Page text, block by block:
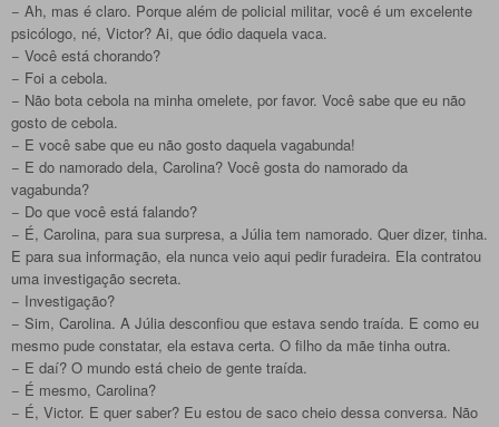
− Ah, mas é claro. Porque além de policial militar, você é um excelente
psicólogo, né, Victor? Ai, que ódio daquela vaca.
− Você está chorando?
− Foi a cebola.
− Não bota cebola na minha omelete, por favor. Você sabe que eu não
gosto de cebola.
− E você sabe que eu não gosto daquela vagabunda!
− E do namorado dela, Carolina? Você gosta do namorado da
vagabunda?
− Do que você está falando?
− É, Carolina, para sua surpresa, a Júlia tem namorado. Quer dizer, tinha.
E para sua informação, ela nunca veio aqui pedir furadeira. Ela contratou
uma investigação secreta.
− Investigação?
− Sim, Carolina. A Júlia desconfiou que estava sendo traída. E como eu
mesmo pude constatar, ela estava certa. O filho da mãe tinha outra.
− E daí? O mundo está cheio de gente traída.
− É mesmo, Carolina?
− É, Victor. E quer saber? Eu estou de saco cheio dessa conversa. Não